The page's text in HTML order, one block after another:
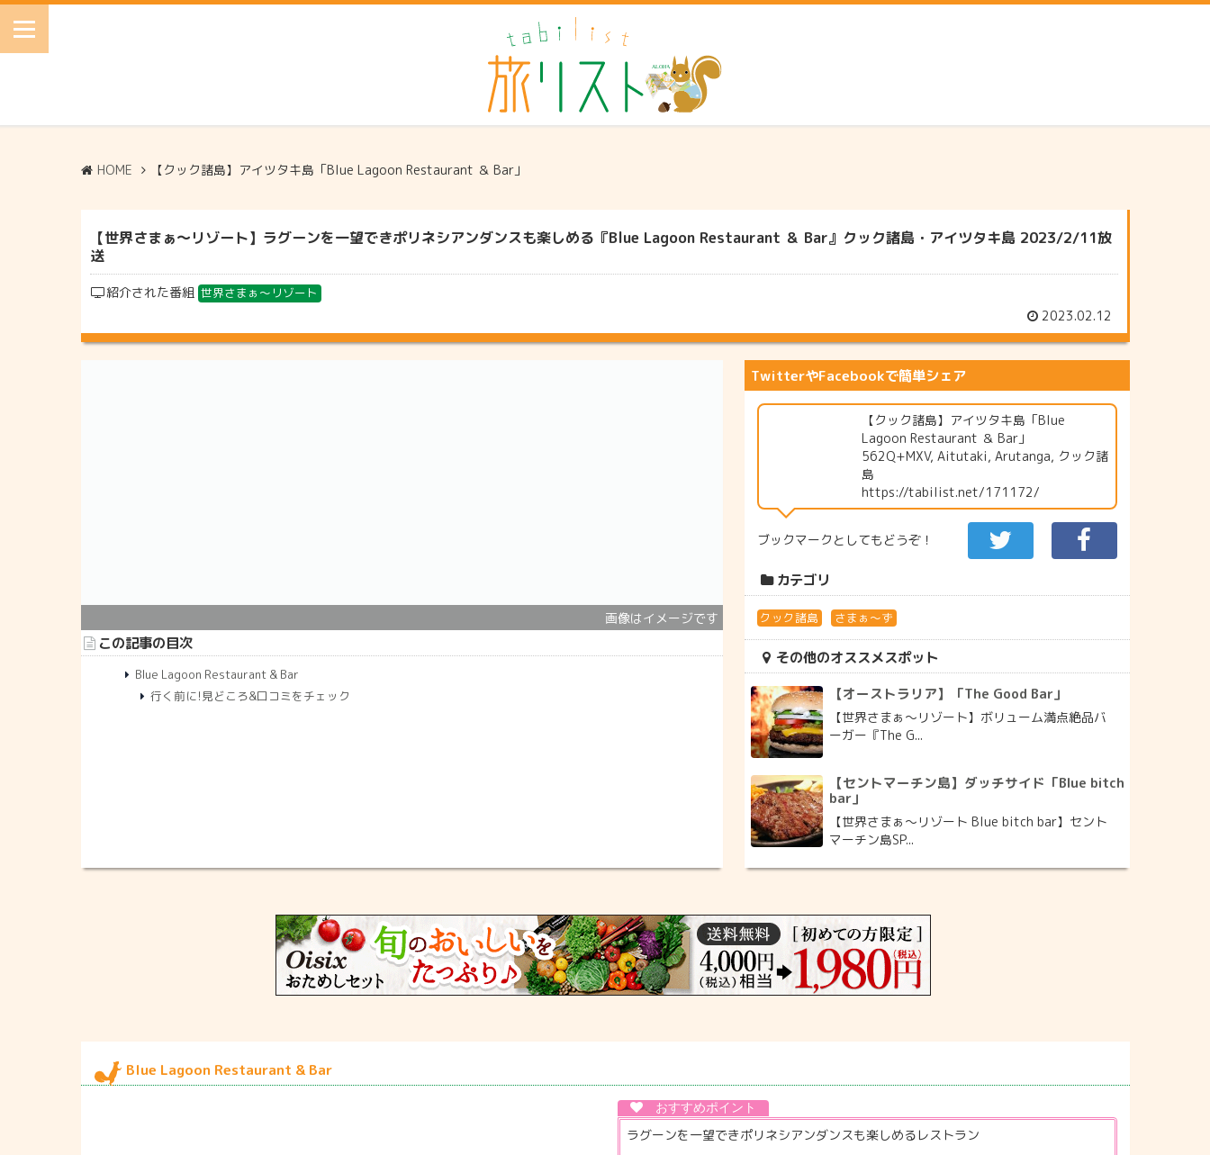
HOME 【クック諸島】アイツタキ島「Blue Lagoon Restaurant ＆ Bar」
【世界さまぁ～リゾート】ラグーンを一望できポリネシアンダンスも楽しめる『Blue Lagoon Restaurant ＆ Bar』クック諸島・アイツタキ島 2023/2/11放
送
紹介された番組 世界さまぁ～リゾート
2023.02.12
この記事の目次
Blue Lagoon Restaurant & Bar
行く前に!見どころ&口コミをチェック
TwitterやFacebookで簡単シェア
【クック諸島】アイツタキ島「Blue
Lagoon Restaurant ＆ Bar」
562Q+MXV, Aitutaki, Arutanga, クック諸
島
https://tabilist.net/171172/
ブックマークとしてもどうぞ！
カテゴリ
クック諸島 さまぁ～ず
その他のオススメスポット
【オーストラリア】「The Good Bar」
【世界さまぁ～リゾート】ボリューム満点絶品バ
ーガー『The G...
【セントマーチン島】ダッチサイド「Blue bitch
bar」
【世界さまぁ～リゾート Blue bitch bar】セント
マーチン島SP...
Blue Lagoon Restaurant & Bar
ラグーンを一望できポリネシアンダンスも楽しめるレストラン